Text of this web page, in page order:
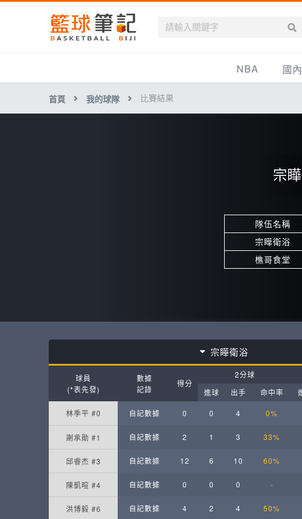
NBA 國
HBL
首頁 我的球隊 比賽結果
宗
隊伍名稱
宗瞱衛浴
樵哥食堂
宗瞱衛浴
球員
(*表先發)
數據
記錄
得分
2分球
進球
出手 命中率
林季平 #0 自記數據 0 0 4 0%
謝承勛 #1 自記數據 2 1 3 33%
邱睿杰 #3 自記數據 12 6 10 60%
陳凱暄 #4 自記數據 0 0 0 -
洪博毅 #6 自記數據 4 2 4 50%